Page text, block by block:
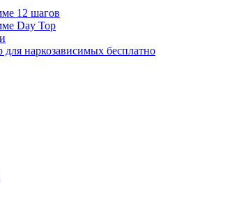
12 шагов
Day Top
наркозависимых бесплатно